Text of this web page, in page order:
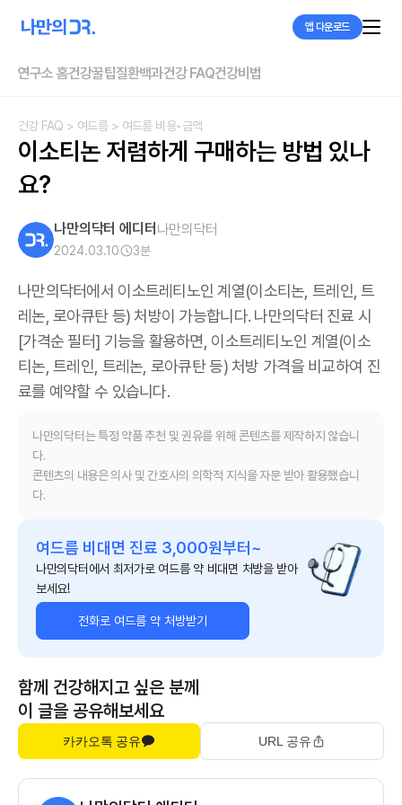
앱 다운로드
연구소 홈건강꿀팁질환백과건강 FAQ건강비법
건강 FAQ > 여드름> 여드름 비용•금액
이소티논 저렴하게 구매하는 방법 있나
요?
나만의닥터 에디터 나만의닥터
2024.03.10 3분
나만의닥터에서 이소트레티노인 계열(이소티논, 트레인, 트
레논, 로아큐탄 등) 처방이 가능합니다. 나만의닥터 진료 시
[가격순 필터] 기능을 활용하면, 이소트레티노인 계열(이소
티논, 트레인, 트레논, 로아큐탄 등) 처방 가격을 비교하여 진
료를 예약할 수 있습니다.
나만의닥터는 특정 약품 추천 및 권유를 위해 콘텐츠를 제작하지 않습니
다.
콘텐츠의 내용은 의사 및 간호사의 의학적 지식을 자문 받아 활용했습니
다.
여드름 비대면 진료 3,000원부터~
나만의닥터에서 최저가로 여드름 약 비대면 처방을 받아
보세요!
전화로 여드름 약 처방받기
함께 건강해지고 싶은 분께
이 글을 공유해보세요
카카오톡 공유 URL 공유